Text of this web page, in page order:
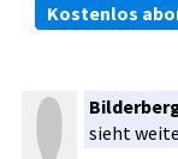
Kostenlos
sieht